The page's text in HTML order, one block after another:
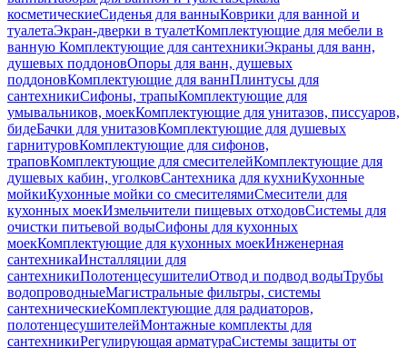
косметическиеСиденья для ванныКоврики для ванной и
туалетаЭкран-дверки в туалетКомплектующие для мебели в
ванную Комплектующие для сантехникиЭкраны для ванн,
душевых поддоновОпоры для ванн, душевых
поддоновКомплектующие для ваннПлинтусы для
сантехникиСифоны, трапыКомплектующие для
умывальников, моекКомплектующие для унитазов, писсуаров,
бидеБачки для унитазовКомплектующие для душевых
гарнитуровКомплектующие для сифонов,
траповКомплектующие для смесителейКомплектующие для
душевых кабин, уголковСантехника для кухниКухонные
мойкиКухонные мойки со смесителямиСмесители для
кухонных моекИзмельчители пищевых отходовСистемы для
очистки питьевой водыСифоны для кухонных
моекКомплектующие для кухонных моекИнженерная
сантехникаИнсталляции для
сантехникиПолотенцесушителиОтвод и подвод водыТрубы
водопроводныеМагистральные фильтры, системы
сантехническиеКомплектующие для радиаторов,
полотенцесушителейМонтажные комплекты для
сантехникиРегулирующая арматураСистемы защиты от